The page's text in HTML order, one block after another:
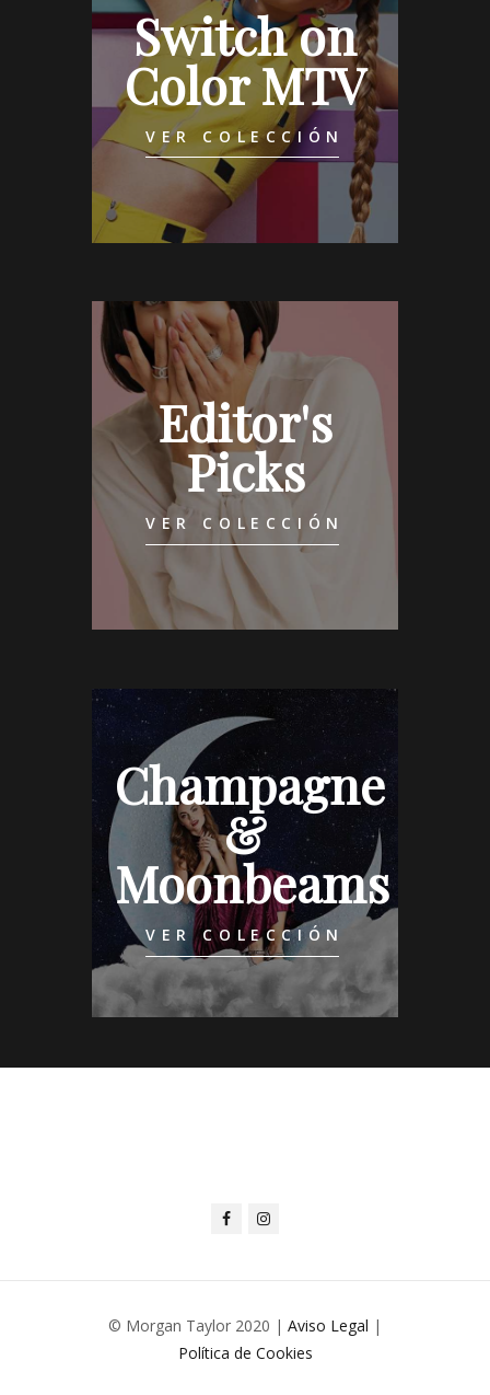
Switch on
Color MTV
VER COLECCIÓN
Editor's
Picks
VER COLECCIÓN
Champagne
&
Moonbeams
VER COLECCIÓN
© Morgan Taylor 2020 | Aviso Legal |
Política de Cookies